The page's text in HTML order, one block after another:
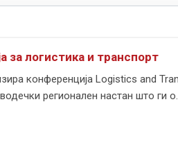
за логистика и транспорт
конференција Logistics and
регионален настан што ги